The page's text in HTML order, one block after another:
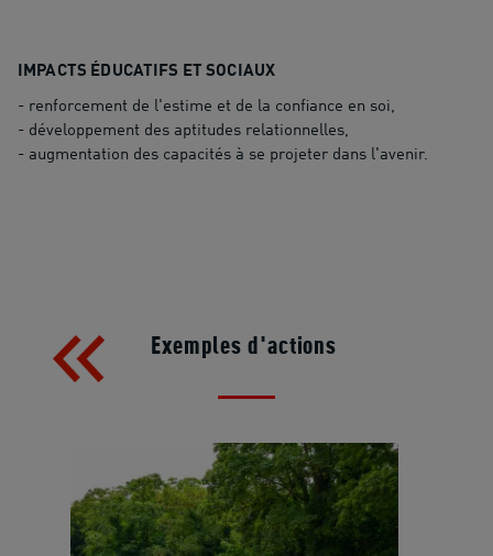
IMPACTS ÉDUCATIFS ET SOCIAUX
- renforcement de l'estime et de la confiance en soi,
- développement des aptitudes relationnelles,
- augmentation des capacités à se projeter dans l'avenir.
Exemples d'actions